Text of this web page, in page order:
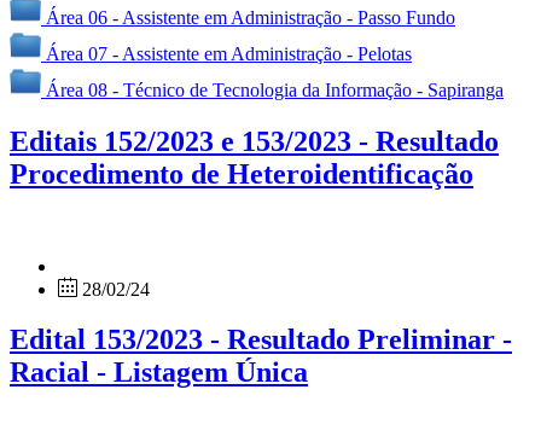
Área 06 - Assistente em Administração - Passo Fundo
Área 07 - Assistente em Administração - Pelotas
Área 08 - Técnico de Tecnologia da Informação - Sapiranga
Editais 152/2023 e 153/2023 - Resultado
Procedimento de Heteroidentificação
28/02/24
Edital 153/2023 - Resultado Preliminar -
Racial - Listagem Única